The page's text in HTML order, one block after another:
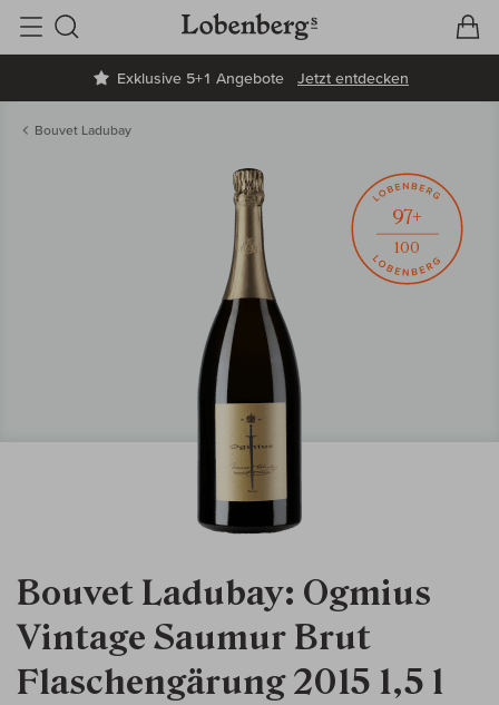
Exklusive 5+1 Angebote Jetzt entdecken
Suche
Bouvet Ladubay
Bouvet Ladubay: Ogmius
Vintage Saumur Brut
Flaschengärung 2015 1,5 l
97+
100